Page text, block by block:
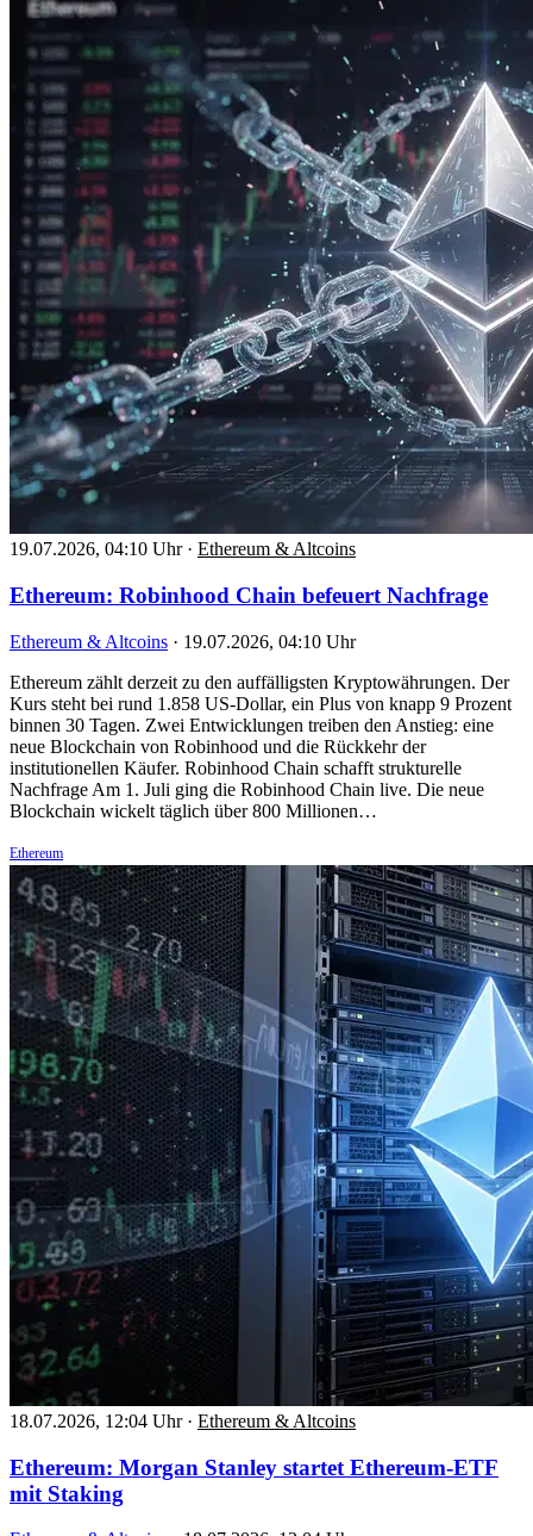
19.07.2026, 04:10 Uhr · Ethereum & Altcoins
Ethereum: Robinhood Chain befeuert Nachfrage
Ethereum & Altcoins · 19.07.2026, 04:10 Uhr
Ethereum zählt derzeit zu den auffälligsten Kryptowährungen. Der
Kurs steht bei rund 1.858 US-Dollar, ein Plus von knapp 9 Prozent
binnen 30 Tagen. Zwei Entwicklungen treiben den Anstieg: eine
neue Blockchain von Robinhood und die Rückkehr der
institutionellen Käufer. Robinhood Chain schafft strukturelle
Nachfrage Am 1. Juli ging die Robinhood Chain live. Die neue
Blockchain wickelt täglich über 800 Millionen…
Ethereum
18.07.2026, 12:04 Uhr · Ethereum & Altcoins
Ethereum: Morgan Stanley startet Ethereum-ETF
mit Staking